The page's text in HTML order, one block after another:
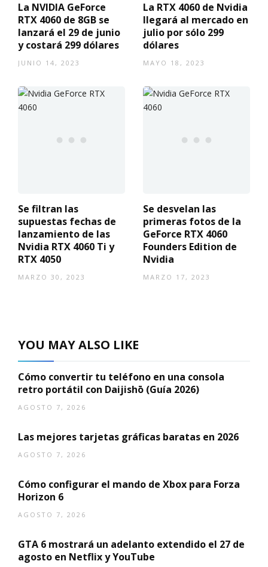
La NVIDIA GeForce
RTX 4060 de 8GB se
lanzará el 29 de junio
y costará 299 dólares
JUNIO 14, 2023
La RTX 4060 de Nvidia
llegará al mercado en
julio por sólo 299
dólares
MAYO 18, 2023
Se filtran las
supuestas fechas de
lanzamiento de las
Nvidia RTX 4060 Ti y
RTX 4050
MARZO 30, 2023
Se desvelan las
primeras fotos de la
GeForce RTX 4060
Founders Edition de
Nvidia
MARZO 17, 2023
YOU MAY ALSO LIKE
Cómo convertir tu teléfono en una consola
retro portátil con Daijishō (Guía 2026)
AGOSTO 7, 2026
Las mejores tarjetas gráficas baratas en 2026
AGOSTO 7, 2026
Cómo configurar el mando de Xbox para Forza
Horizon 6
AGOSTO 7, 2026
GTA 6 mostrará un adelanto extendido el 27 de
agosto en Netflix y YouTube